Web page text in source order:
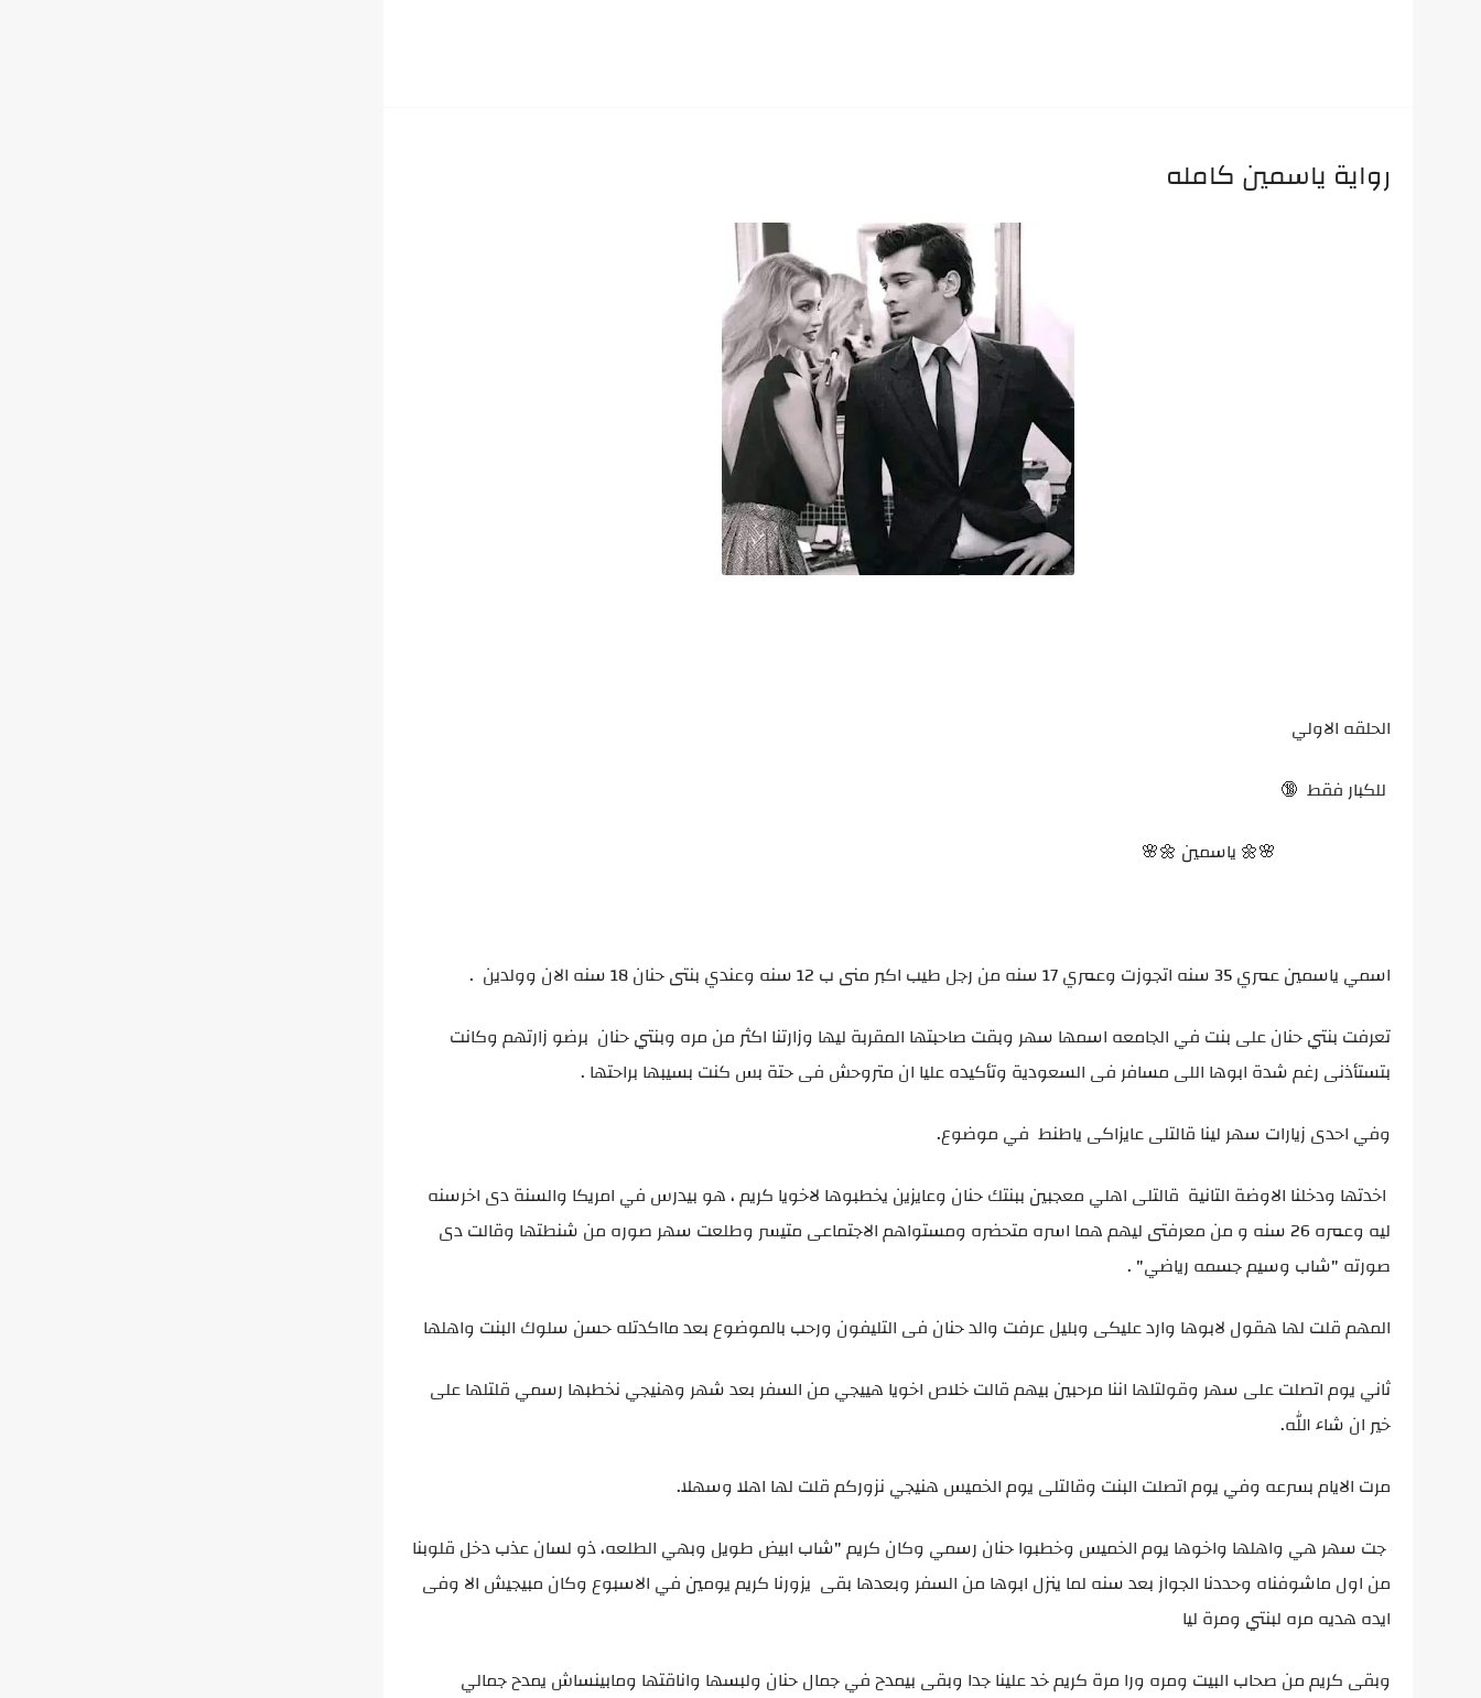
رواية ياسمين كامله
الحلقه الاولي
للكبار فقط 🔞
🌸🌼 ياسمين 🌼🌸
اسمي ياسمين عمري 35 سنه اتجوزت وعمري 17 سنه من رجل طيب اكبر منى ب 12 سنه وعندي بنتى حنان 18 سنه الان وولدين .
تعرفت بنتي حنان على بنت في الجامعه اسمها سهر وبقت صاحبتها المقربة ليها وزارتنا اكثر من مره وبنتي حنان برضو زارتهم وكانت
بتستأذنى رغم شدة ابوها اللى مسافر فى السعودية وتأكيده عليا ان متروحش فى حتة بس كنت بسيبها براحتها .
وفي احدى زيارات سهر لينا قالتلى عايزاكى ياطنط في موضوع.
اخدتها ودخلنا الاوضة التانية قالتلى اهلي معجبين ببنتك حنان وعايزين يخطبوها لاخويا كريم ، هو بيدرس في امريكا والسنة دى اخرسنه
ليه وعمره 26 سنه و من معرفتى ليهم هما اسره متحضره ومستواهم الاجتماعى متيسر وطلعت سهر صوره من شنطتها وقالت دى
صورته "شاب وسيم جسمه رياضي" .
المهم قلت لها هقول لابوها وارد عليكى وبليل عرفت والد حنان فى التليفون ورحب بالموضوع بعد مااكدتله حسن سلوك البنت واهلها
ثاني يوم اتصلت على سهر وقولتلها اننا مرحبين بيهم قالت خلاص اخويا هييجي من السفر بعد شهر وهنيجي نخطبها رسمي قلتلها على
خير ان شاء الله.
مرت الايام بسرعه وفي يوم اتصلت البنت وقالتلى يوم الخميس هنيجي نزوركم قلت لها اهلا وسهلا.
جت سهر هي واهلها واخوها يوم الخميس وخطبوا حنان رسمي وكان كريم "شاب ابيض طويل وبهي الطلعه، ذو لسان عذب دخل قلوبنا
من اول ماشوفناه وحددنا الجواز بعد سنه لما ينزل ابوها من السفر وبعدها بقى يزورنا كريم يومين في الاسبوع وكان مبيجيش الا وفى
ايده هديه مره لبنتي ومرة ليا
وبقى كريم من صحاب البيت ومره ورا مرة كريم خد علينا جدا وبقى بيمدح في جمال حنان ولبسها واناقتها ومابينساش يمدح جمالي